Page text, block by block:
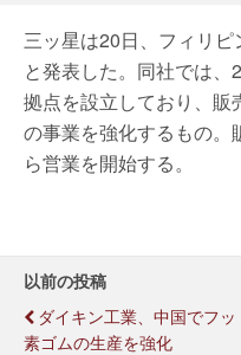
三ッ星は20日、フィリ
と発表した。同社では
拠点を設立しており、販
の事業を強化するもの
ら営業を開始する。
以前の投稿
ダイキン工業、中国でフッ
素ゴムの生産を強化